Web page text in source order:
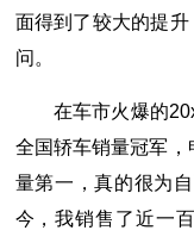
面得到了较大的提
问。
在车市火爆的
全国轿车销量冠军
量第一，真的很为
今，我销售了近一